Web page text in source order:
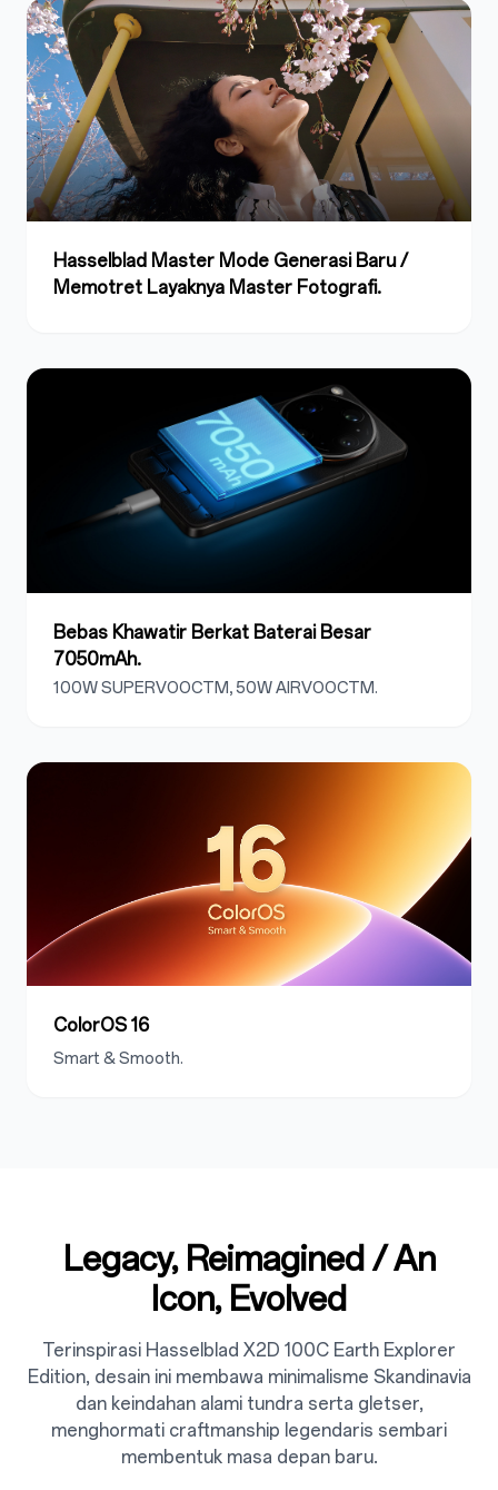
Hasselblad Master Mode Generasi Baru /
Memotret Layaknya Master Fotografi.
Bebas Khawatir Berkat Baterai Besar
7050mAh.
100W SUPERVOOCTM, 50W AIRVOOCTM.
ColorOS 16
Smart & Smooth.
Legacy, Reimagined / An
Icon, Evolved
Terinspirasi Hasselblad X2D 100C Earth Explorer
Edition, desain ini membawa minimalisme Skandinavia
dan keindahan alami tundra serta gletser,
menghormati craftmanship legendaris sembari
membentuk masa depan baru.